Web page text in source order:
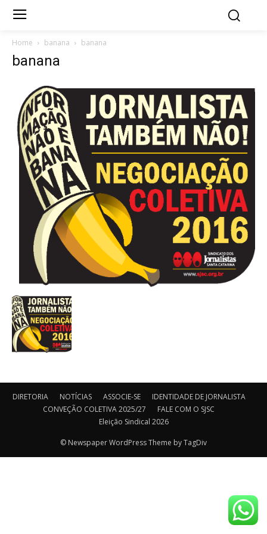
Home banana banana
banana
DIRETORIA NOTÍCIAS ASSOCIE-SE
IDENTIDADE DE JORNALISTA
CONVEÇÃO COLETIVA 2025/27
FALE COM O SJSC
Eleição Sindical 2026
© Newspaper WordPress Theme by TagDiv